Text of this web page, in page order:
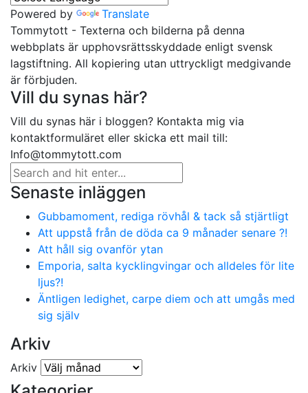
Powered by
Translate
Tommytott - Texterna och bilderna på denna
webbplats är upphovsrättsskyddade enligt svensk
lagstiftning. All kopiering utan uttryckligt medgivande
är förbjuden.
Vill du synas här?
Vill du synas här i bloggen? Kontakta mig via
kontaktformuläret eller skicka ett mail till:
Info@tommytott.com
Senaste inläggen
Gubbamoment, rediga rövhål & tack så stjärtligt
Att uppstå från de döda ca 9 månader senare ?!
Att håll sig ovanför ytan
Emporia, salta kycklingvingar och alldeles för lite
ljus?!
Äntligen ledighet, carpe diem och att umgås med
sig själv
Arkiv
Arkiv